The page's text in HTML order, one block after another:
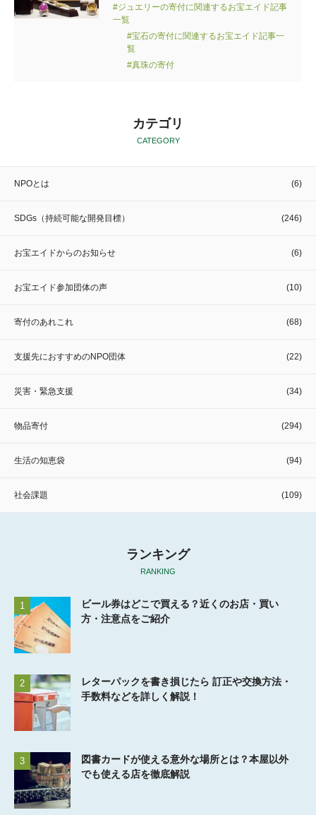
#ジュエリーの寄付に関連するお宝エイド記事
一覧
#宝石の寄付に関連するお宝エイド記事一
覧
#真珠の寄付
カテゴリ
CATEGORY
NPOとは (6)
SDGs（持続可能な開発目標） (246)
お宝エイドからのお知らせ (6)
お宝エイド参加団体の声 (10)
寄付のあれこれ (68)
支援先におすすめのNPO団体 (22)
災害・緊急支援 (34)
物品寄付 (294)
生活の知恵袋 (94)
社会課題 (109)
ランキング
RANKING
1
ビール券はどこで買える？近くのお店・買い
方・注意点をご紹介
2
レターパックを書き損じたら 訂正や交換方法・
手数料などを詳しく解説！
3
図書カードが使える意外な場所とは？本屋以外
でも使える店を徹底解説